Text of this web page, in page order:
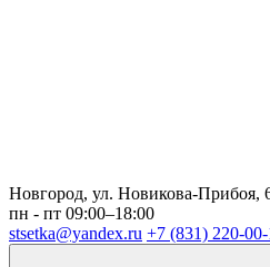
Новгород, ул. Новикова-Прибоя,
пн - пт 09:00–18:00
stsetka@yandex.ru +7 (831) 220-